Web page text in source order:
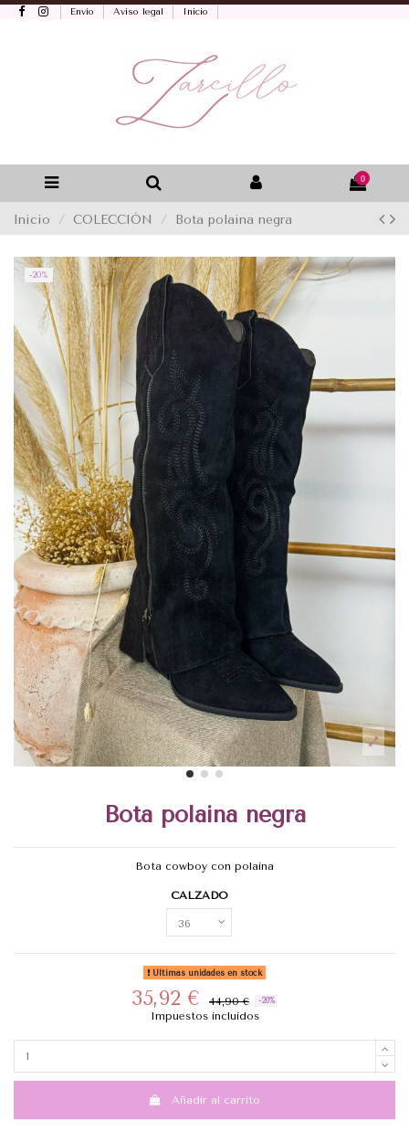
Envío Aviso legal Inicio
0
Inicio COLECCIÓN Bota polaina negra
-20%
Bota polaina negra
Bota cowboy con polaina
CALZADO
Últimas unidades en stock
35,92 € 44,90 € -20%
Impuestos incluidos
Añadir al carrito